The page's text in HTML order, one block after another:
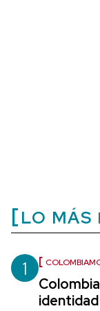
LO MÁS
1